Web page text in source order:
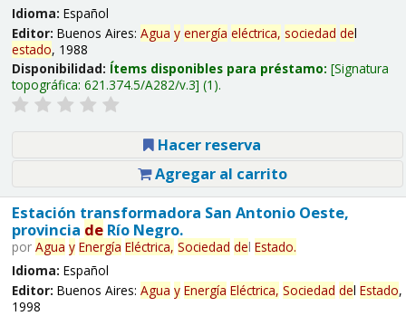
Idioma: Español
Editor: Buenos Aires: Agua y energía eléctrica, sociedad del
estado, 1988
Disponibilidad: Ítems disponibles para préstamo: Signatura
topográfica: 621.374.5/A282/v.3 (1).
Hacer reserva
Agregar al carrito
Estación transformadora San Antonio Oeste,
provincia deRío Negro.
por Agua y Energía Eléctrica, Sociedad del Estado.
Idioma: Español
Editor: Buenos Aires: Agua y Energía Eléctrica, Sociedad del Estado,
1998